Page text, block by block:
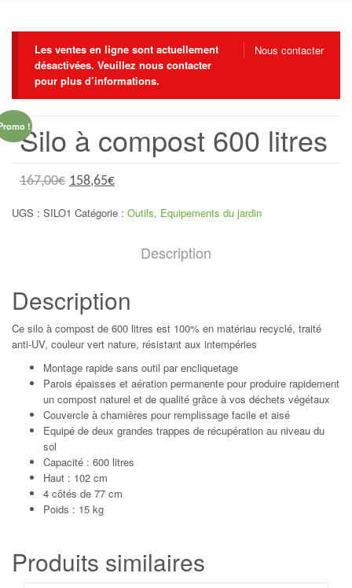
Nous contacter
Les ventes en ligne sont actuellement
désactivées. Veuillez nous contacter
pour plus d’informations.
!
Silo à compost 600 litres
167,00€ 158,65€
UGS : SILO1 Catégorie : Outils, Equipements du jardin
Description
Description
Ce silo à compost de 600 litres est 100% en matériau recyclé, traité
anti-UV, couleur vert nature, résistant aux intempéries
Montage rapide sans outil par encliquetage
Parois épaisses et aération permanente pour produire rapidement
un compost naturel et de qualité grâce à vos déchets végétaux
Couvercle à charnières pour remplissage facile et aisé
Equipé de deux grandes trappes de récupération au niveau du
sol
Capacité : 600 litres
Haut : 102 cm
4 côtés de 77 cm
Poids : 15 kg
Produits similaires